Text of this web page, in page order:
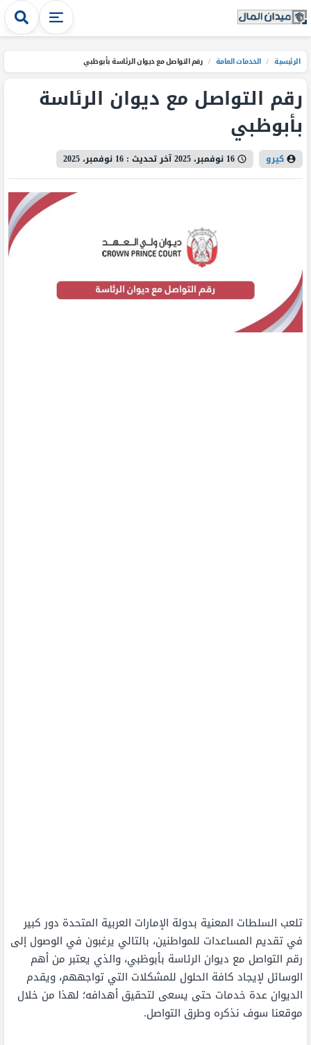
الرئيسية / الخدمات العامة / رقم التواصل مع ديوان الرئاسة بأبوظبي
رقم التواصل مع ديوان الرئاسة
بأبوظبي
كيرو 16 نوفمبر، 2025 آخر تحديث : 16 نوفمبر، 2025
تلعب السلطات المعنية بدولة الإمارات العربية المتحدة دور كبير
في تقديم المساعدات للمواطنين، بالتالي يرغبون في الوصول إلى
رقم التواصل مع ديوان الرئاسة بأبوظبي، والذي يعتبر من أهم
الوسائل لإيجاد كافة الحلول للمشكلات التي تواجههم، ويقدم
الديوان عدة خدمات حتى يسعى لتحقيق أهدافه؛ لهذا من خلال
موقعنا سوف نذكره وطرق التواصل.